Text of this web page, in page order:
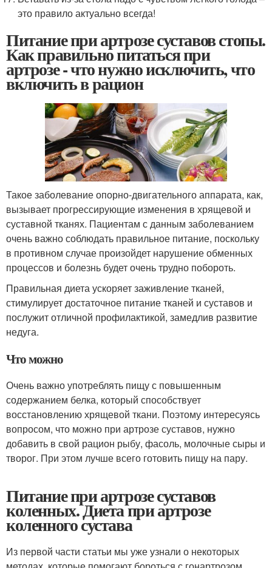
это правило актуально всегда!
Питание при артрозе суставов стопы.
Как правильно питаться при
артрозе - что нужно исключить, что
включить в рацион
Такое заболевание опорно-двигательного аппарата, как,
вызывает прогрессирующие изменения в хрящевой и
суставной тканях. Пациентам с данным заболеванием
очень важно соблюдать правильное питание, поскольку
в противном случае произойдет нарушение обменных
процессов и болезнь будет очень трудно побороть.
Правильная диета ускоряет заживление тканей,
стимулирует достаточное питание тканей и суставов и
послужит отличной профилактикой, замедлив развитие
недуга.
Что можно
Очень важно употреблять пищу с повышенным
содержанием белка, который способствует
восстановлению хрящевой ткани. Поэтому интересуясь
вопросом, что можно при артрозе суставов, нужно
добавить в свой рацион рыбу, фасоль, молочные сыры и
творог. При этом лучше всего готовить пищу на пару.
Питание при артрозе суставов
коленных. Диета при артрозе
коленного сустава
Из первой части статьи мы уже узнали о некоторых